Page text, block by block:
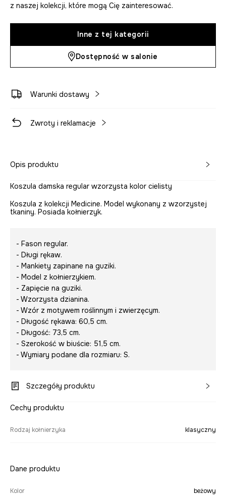
z naszej kolekcji, które mogą Cię zainteresować.
Inne z tej kategorii
Dostępność w salonie
Warunki dostawy
Zwroty i reklamacje
Opis produktu
Koszula damska regular wzorzysta kolor cielisty
Koszula z kolekcji Medicine. Model wykonany z wzorzystej
tkaniny. Posiada kołnierzyk.
- Fason regular.
- Długi rękaw.
- Mankiety zapinane na guziki.
- Model z kołnierzykiem.
- Zapięcie na guziki.
- Wzorzysta dzianina.
- Wzór z motywem roślinnym i zwierzęcym.
- Długość rękawa: 60,5 cm.
- Długość: 73,5 cm.
- Szerokość w biuście: 51,5 cm.
- Wymiary podane dla rozmiaru: S.
Szczegóły produktu
Cechy produktu
Rodzaj kołnierzyka klasyczny
Dane produktu
Kolor beżowy